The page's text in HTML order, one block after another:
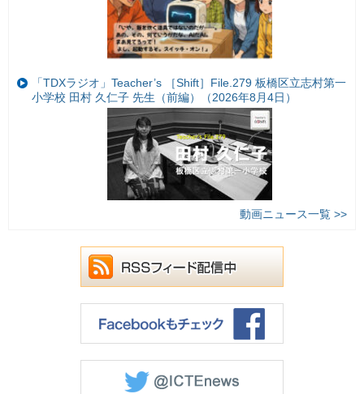
「TDXラジオ」Teacher’s ［Shift］File.279 板橋区立志村第一
小学校 田村 久仁子 先生（前編）（2026年8月4日）
動画ニュース一覧 >>